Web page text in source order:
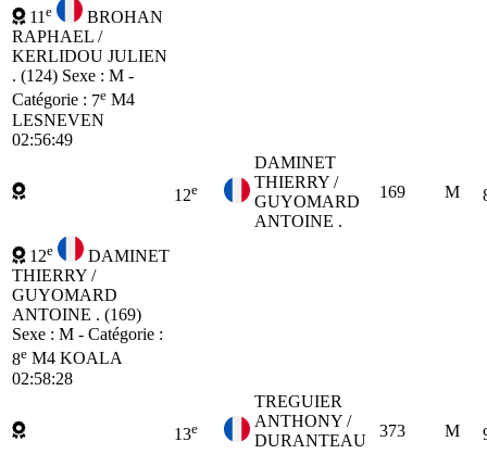
11 e
BROHAN
RAPHAEL /
KERLIDOU JULIEN
. (124) Sexe : M -
Catégorie : 7e M4
LESNEVEN
02:56:49
12e
DAMINET
THIERRY /
GUYOMARD
ANTOINE .
169 M
12e
DAMINET
THIERRY /
GUYOMARD
ANTOINE . (169)
Sexe : M - Catégorie :
8e M4 KOALA
02:58:28
13e
TREGUIER
ANTHONY /
DURANTEAU
373 M